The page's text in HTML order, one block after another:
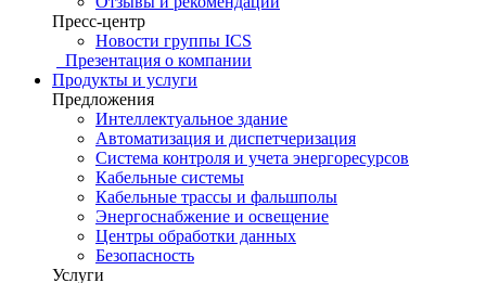
Пресс-центр
Новости группы ICS
Презентация о компании
Продукты и услуги
Предложения
Интеллектуальное здание
Автоматизация и диспетчеризация
Система контроля и учета энергоресурсов
Кабельные системы
Кабельные трассы и фальшполы
Энергоснабжение и освещение
Центры обработки данных
Безопасность
Услуги